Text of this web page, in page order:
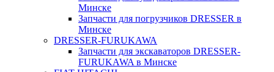
Минске
Запчасти для погрузчиков DRESSER в
Минске
DRESSER-FURUKAWA
Запчасти для экскаваторов DRESSER-
FURUKAWA в Минске